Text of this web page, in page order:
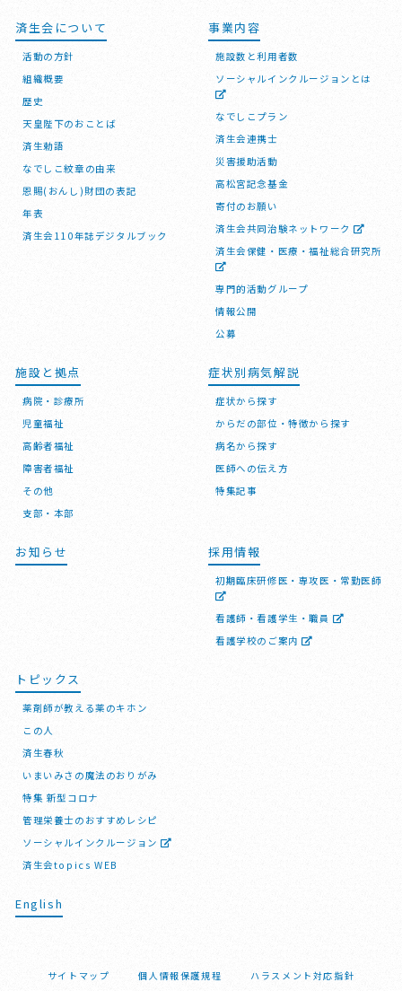
済生会について
活動の方針
組織概要
歴史
天皇陛下のおことば
済生勅語
なでしこ紋章の由来
恩賜(おんし)財団の表記
年表
済生会110年誌デジタルブック
事業内容
施設数と利用者数
ソーシャルインクルージョンとは
なでしこプラン
済生会連携士
災害援助活動
高松宮記念基金
寄付のお願い
済生会共同治験ネットワーク
済生会保健・医療・福祉総合研究所
専門的活動グループ
情報公開
公募
施設と拠点
病院・診療所
児童福祉
高齢者福祉
障害者福祉
その他
支部・本部
症状別病気解説
症状から探す
からだの部位・特徴から探す
病名から探す
医師への伝え方
特集記事
お知らせ 採用情報
初期臨床研修医・専攻医・常勤医師
看護師・看護学生・職員
看護学校のご案内
トピックス
薬剤師が教える薬のキホン
この人
済生春秋
いまいみさの魔法のおりがみ
特集 新型コロナ
管理栄養士のおすすめレシピ
ソーシャルインクルージョン
済生会topics WEB
English
サイトマップ 個人情報保護規程 ハラスメント対応指針